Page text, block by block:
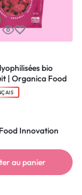
bio
| Organica Food
Innovation
au panier